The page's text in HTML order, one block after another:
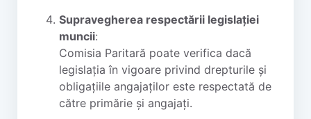
Supravegherea respectării legislației
muncii:
Comisia Paritară poate verifica dacă
legislația în vigoare privind drepturile și
obligațiile angajaților este respectată de
către primărie și angajați.